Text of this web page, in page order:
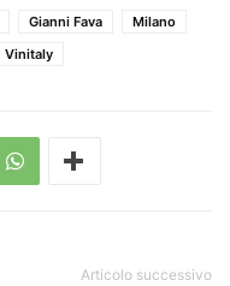
Gianni Fava
Milano
Vinitaly
Articolo successivo